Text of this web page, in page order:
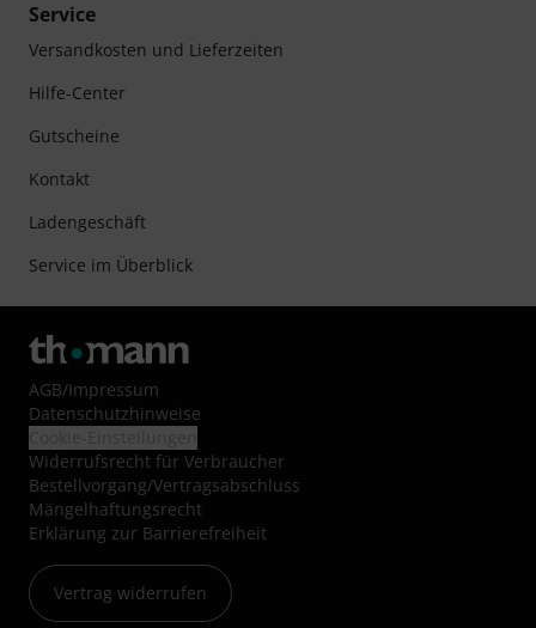
Service
Versandkosten und Lieferzeiten
Hilfe-Center
Gutscheine
Kontakt
Ladengeschäft
Service im Überblick
AGB/Impressum
Datenschutzhinweise
Widerrufsrecht für Verbraucher
Bestellvorgang/Vertragsabschluss
Mängelhaftungsrecht
Erklärung zur Barrierefreiheit
Vertrag widerrufen